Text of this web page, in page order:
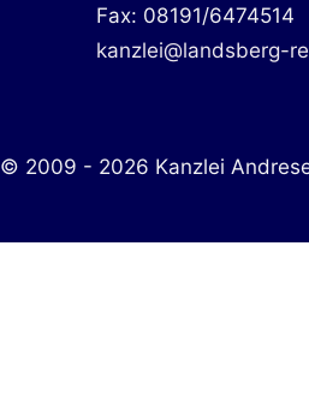
Fax: 08191/6474514
kanzlei@landsberg-
© 2009 - 2026 Kanzlei